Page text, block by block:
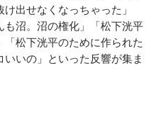
出せなくなっちゃった」
も沼。沼の権化」「松下洸平
松下洸平のために作られた
いの」といった反響が集ま